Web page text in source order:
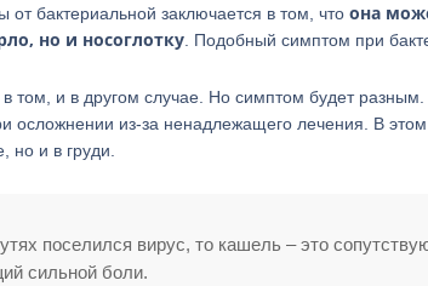
бактериальной заключается в том, что она
но и носоглотку . Подобный симптом при
том, и в другом случае. Но симптом будет
осложнении из-за ненадлежащего лечения. В
но и в груди.
поселился вирус, то кашель – это
сильной боли.